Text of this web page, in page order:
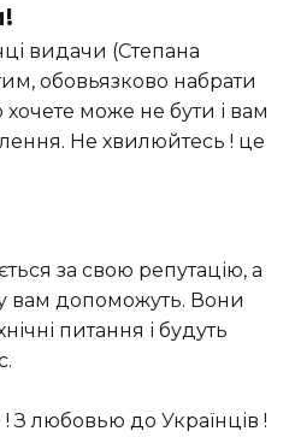
видачи (Степана
обовьязково набрати
може не бути і вам
Не хвилюйтесь ! це
за свою репутацію, а
вам допоможуть. Вони
питання і будуть
З любовью до Українців !